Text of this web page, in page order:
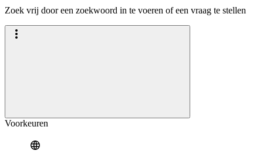
Zoek vrij door een zoekwoord in te voeren of een vraag te stellen
Voorkeuren